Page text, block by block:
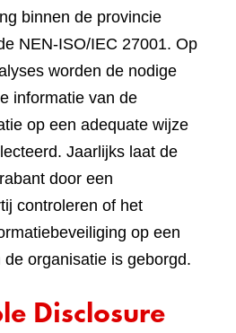
binnen de provincie
NEN-ISO/IEC 27001. Op
worden de nodige
informatie van de
op een adequate wijze
Jaarlijks laat de
door een
controleren of het
op een
organisatie is geborgd.
Disclosure